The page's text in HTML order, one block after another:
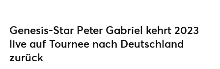
Genesis-Star Peter Gabriel kehrt 2023
live auf Tournee nach Deutschland
zurück